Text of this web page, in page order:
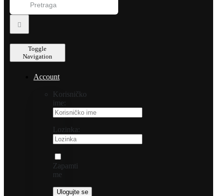
Toggle
Navigation
Account
Korisničko
ime:
Lozinka:
Zapamti
me